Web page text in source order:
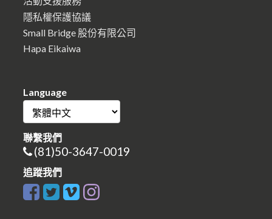
隱私權保護協議
Small Bridge 股份有限公司
Hapa Eikaiwa
Language
聯繫我們
(81)50-3647-0019
追蹤我們